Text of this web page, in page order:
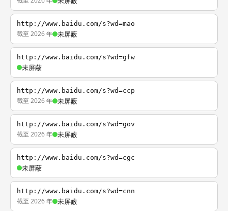
http://www.baidu.com/s?wd=mao
截至 2026 年 未屏蔽
http://www.baidu.com/s?wd=gfw
未屏蔽
http://www.baidu.com/s?wd=ccp
截至 2026 年 未屏蔽
http://www.baidu.com/s?wd=gov
截至 2026 年 未屏蔽
http://www.baidu.com/s?wd=cgc
未屏蔽
http://www.baidu.com/s?wd=cnn
截至 2026 年 未屏蔽